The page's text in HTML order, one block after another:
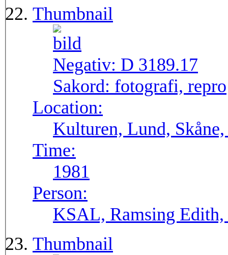
Thumbnail
Negativ: D 3189.17
Sakord: fotografi, repro
Location:
Kulturen, Lund,
Time:
1981
Person:
KSAL, Ramsing Edith,
Thumbnail